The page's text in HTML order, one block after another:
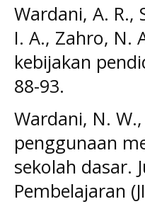
Wardani, A. R.,
I. A., Zahro, N.
kebijakan
88-93.
Wardani, N.
penggunaan
sekolah dasar.
Pembelajaran